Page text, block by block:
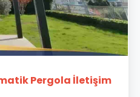
Pergola İletişim